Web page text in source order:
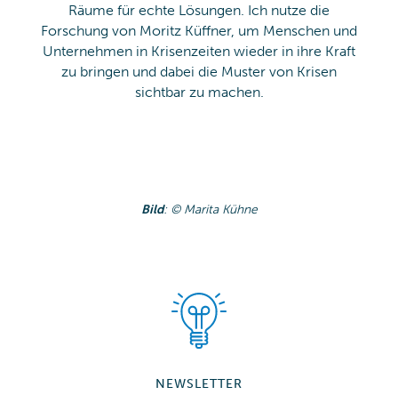
Räume für echte Lösungen. Ich nutze die
Forschung von Moritz Küffner, um Menschen und
Unternehmen in Krisenzeiten wieder in ihre Kraft
zu bringen und dabei die Muster von Krisen
sichtbar zu machen.
Bild: © Marita Kühne
NEWSLETTER